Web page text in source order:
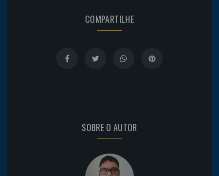
COMPARTILHE
SOBRE O AUTOR